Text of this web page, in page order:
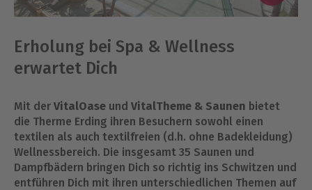
Erholung bei Spa & Wellness
erwartet Dich
Mit der VitalOase und VitalTheme & Saunen bietet
die Therme Erding ihren Besuchern sowohl einen
textilen als auch textilfreien (d.h. ohne Badekleidung)
Wellnessbereich. Die insgesamt 35 Saunen und
Dampfbädern bringen Dich so richtig ins Schwitzen und
entführen Dich mit ihren unterschiedlichen Themen auf